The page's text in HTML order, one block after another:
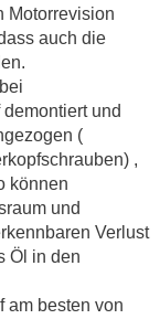
Motorrevision
auch die
und
(
,
können
und
Verlust
Öl in den
am besten von